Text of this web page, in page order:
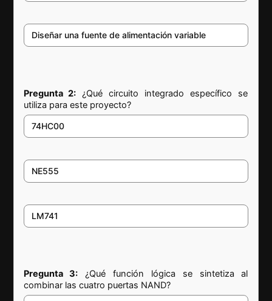
Diseñar una fuente de alimentación variable
Pregunta 2: ¿Qué circuito integrado específico se
utiliza para este proyecto?
74HC00
NE555
LM741
Pregunta 3: ¿Qué función lógica se sintetiza al
combinar las cuatro puertas NAND?